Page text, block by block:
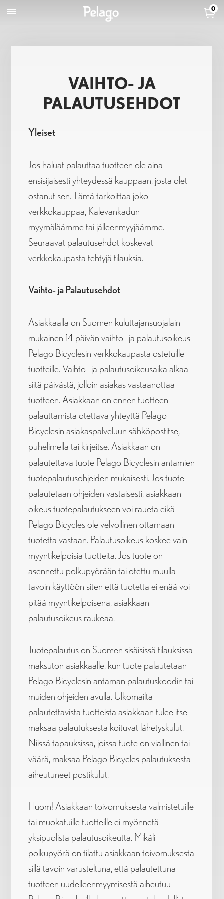
0
VAIHTO- JA
PALAUTUSEHDOT
Yleiset
Jos haluat palauttaa tuotteen ole aina
ensisijaisesti yhteydessä kauppaan, josta olet
ostanut sen. Tämä tarkoittaa joko
verkkokauppaa, Kalevankadun
myymäläämme tai jälleenmyyjäämme.
Seuraavat palautusehdot koskevat
verkkokaupasta tehtyjä tilauksia.
Vaihto- ja Palautusehdot
Asiakkaalla on Suomen kuluttajansuojalain
mukainen 14 päivän vaihto- ja palautusoikeus
Pelago Bicyclesin verkkokaupasta ostetuille
tuotteille. Vaihto- ja palautusoikeusaika alkaa
siitä päivästä, jolloin asiakas vastaanottaa
tuotteen. Asiakkaan on ennen tuotteen
palauttamista otettava yhteyttä Pelago
Bicyclesin asiakaspalveluun sähköpostitse,
puhelimella tai kirjeitse. Asiakkaan on
palautettava tuote Pelago Bicyclesin antamien
tuotepalautusohjeiden mukaisesti. Jos tuote
palautetaan ohjeiden vastaisesti, asiakkaan
oikeus tuotepalautukseen voi raueta eikä
Pelago Bicycles ole velvollinen ottamaan
tuotetta vastaan. Palautusoikeus koskee vain
myyntikelpoisia tuotteita. Jos tuote on
asennettu polkupyörään tai otettu muulla
tavoin käyttöön siten että tuotetta ei enää voi
pitää myyntikelpoisena, asiakkaan
palautusoikeus raukeaa.
Tuotepalautus on Suomen sisäisissä tilauksissa
maksuton asiakkaalle, kun tuote palautetaan
Pelago Bicyclesin antaman palautuskoodin tai
muiden ohjeiden avulla. Ulkomailta
palautettavista tuotteista asiakkaan tulee itse
maksaa palautuksesta koituvat lähetyskulut.
Niissä tapauksissa, joissa tuote on viallinen tai
väärä, maksaa Pelago Bicycles palautuksesta
aiheutuneet postikulut.
Huom! Asiakkaan toivomuksesta valmistetuille
tai muokatuille tuotteille ei myönnetä
yksipuolista palautusoikeutta. Mikäli
polkupyörä on tilattu asiakkaan toivomuksesta
sillä tavoin varusteltuna, että palautettuna
tuotteen uudelleenmyymisestä aiheutuu